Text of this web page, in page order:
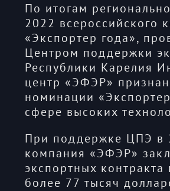
По итогам
2022 всероссийского
«Экспортер года»,
Центром поддержки
Республики Карелия
центр «ЭФЭР»
номинации
сфере высоких
При поддержке ЦПЭ в
компания «ЭФЭР»
экспортных контракта
более 77 тысяч